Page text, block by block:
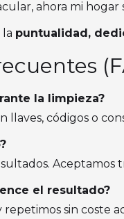
ahora mi
la puntualidad,
la limpieza?
llaves, códigos o
Aceptamos
el resultado?
repetimos sin coste